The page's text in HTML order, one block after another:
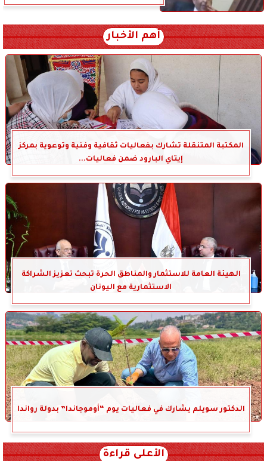
أهم الأخبار
المكتبة المتنقلة تشارك بفعاليات ثقافية وفنية وتوعوية بمركز
إيتاي البارود ضمن فعاليات...
الهيئة العامة للاستثمار والمناطق الحرة تبحث تعزيز الشراكة
الاستثمارية مع اليونان
الدكتور سويلم يشارك في فعاليات يوم “أوموجاندا” بدولة رواندا
الأعلى قراءة